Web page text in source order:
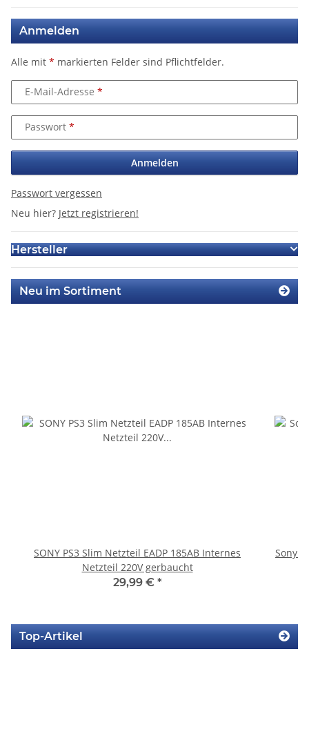
Anmelden
Alle mit * markierten Felder sind Pflichtfelder.
E-Mail-Adresse
Passwort
Anmelden
Passwort vergessen
Neu hier? Jetzt registrieren!
Hersteller
Neu im Sortiment
SONY PS3 Slim Netzteil EADP 185AB Internes
Netzteil 220V gerbaucht
29,99 € *
Sony
Top-Artikel